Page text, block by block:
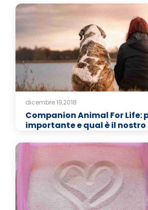
dicembre 19,2018
Companion Animal For Life:
importante e qual è il